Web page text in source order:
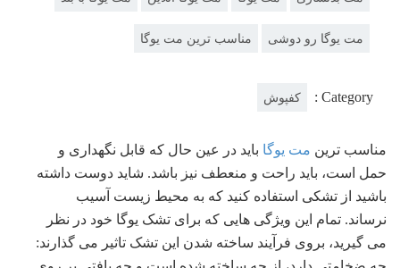
مت یوگا رو دوشی مناسب ترین مت یوگا
Category : کفپوش
مناسب ترین مت یوگا باید در عین حال که قابل نگهداری و
حمل است، باید راحت و منعطف نیز باشد. شاید دوست داشته
باشید از تشکی استفاده کنید که به محیط زیست آسیب
نرساند. تمام این ویژگی هایی که برای تشک یوگا خود در نظر
می گیرید، بروی فرآیند ساخته شدن این تشک تاثیر می گذارند: